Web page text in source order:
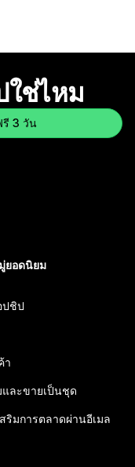
ใช่ไหม
รี 3 วัน
ยอดนิยม
ปชิป
า
และขายเป็นชุด
ริมการตลาดผ่านอีเมล